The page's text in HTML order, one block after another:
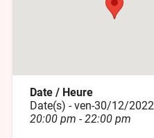
Date / Heure
Date(s) - ven-30/12/2022
20:00 pm - 22:00 pm